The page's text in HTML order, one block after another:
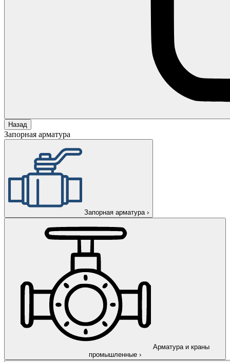
Назад
Запорная арматура
Запорная арматура ›
Арматура и краны
промышленные ›